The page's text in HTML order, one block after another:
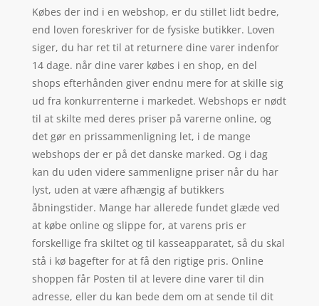
Købes der ind i en webshop, er du stillet lidt bedre,
end loven foreskriver for de fysiske butikker. Loven
siger, du har ret til at returnere dine varer indenfor
14 dage. når dine varer købes i en shop, en del
shops efterhånden giver endnu mere for at skille sig
ud fra konkurrenterne i markedet. Webshops er nødt
til at skilte med deres priser på varerne online, og
det gør en prissammenligning let, i de mange
webshops der er på det danske marked. Og i dag
kan du uden videre sammenligne priser når du har
lyst, uden at være afhængig af butikkers
åbningstider. Mange har allerede fundet glæde ved
at købe online og slippe for, at varens pris er
forskellige fra skiltet og til kasseapparatet, så du skal
stå i kø bagefter for at få den rigtige pris. Online
shoppen får Posten til at levere dine varer til din
adresse, eller du kan bede dem om at sende til dit